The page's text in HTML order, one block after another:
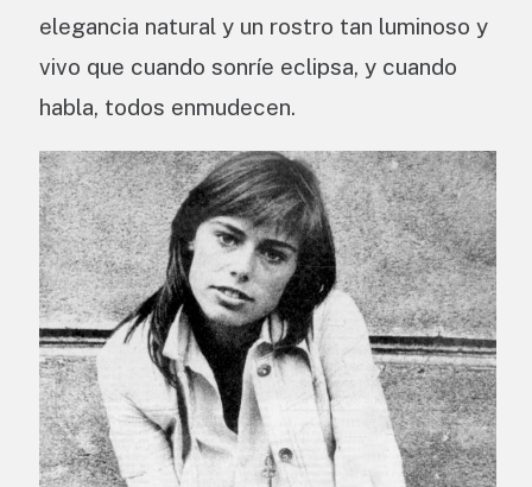
elegancia natural y un rostro tan luminoso y
vivo que cuando sonríe eclipsa, y cuando
habla, todos enmudecen.